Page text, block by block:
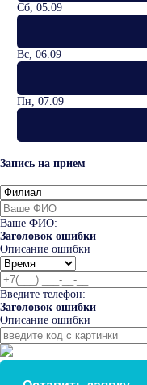
Сб, 05.09
Вс, 06.09
Пн, 07.09
Запись на прием
Ваше ФИО:
Заголовок ошибки
Описание ошибки
Введите телефон:
Заголовок ошибки
Описание ошибки